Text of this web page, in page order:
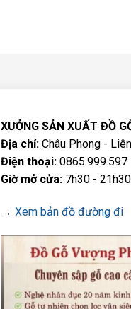
XƯỞNG SẢN XUẤT ĐỒ
Địa chỉ: Châu Phong -
Điện thoại: 0865.999.597
Giờ mở cửa: 7h30 - 21h30
→ Xem bản đồ đường đi